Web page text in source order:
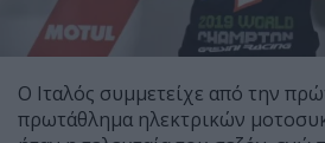
Ο Ιταλός συμμετείχε από την
πρωτάθλημα ηλεκτρικών